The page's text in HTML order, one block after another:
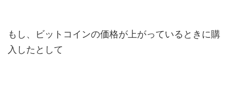
もし、ビットコインの価格が上がっているときに購
入したとして